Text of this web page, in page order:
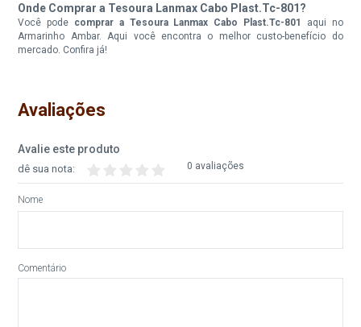
Onde Comprar a Tesoura Lanmax Cabo Plast.Tc-801?
Você pode comprar a Tesoura Lanmax Cabo Plast.Tc-801
aqui no
Armarinho Ambar. Aqui você encontra o melhor custo-benefício do
mercado. Confira já!
Avaliações
Avalie este produto
0 avaliações
dê sua nota:
Nome
Comentário